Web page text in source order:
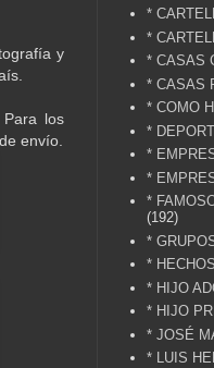
y
los
envío.
*
*
* CASAS
* CASAS
* COMO
*
*
*
*
(192)
*
*
* HIJO
* HIJO
* JOSÉ
* LUIS